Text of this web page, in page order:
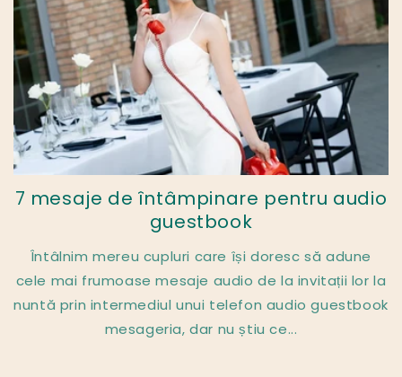
7 mesaje de întâmpinare pentru audio
guestbook
Întâlnim mereu cupluri care își doresc să adune
cele mai frumoase mesaje audio de la invitații lor la
nuntă prin intermediul unui telefon audio guestbook
mesageria, dar nu știu ce...